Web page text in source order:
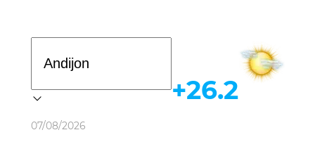
Ob-havo
07/08/2026
+26.2